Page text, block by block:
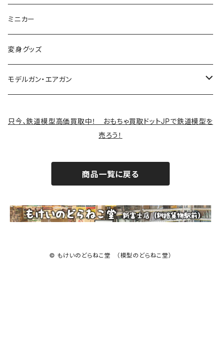
制御機器
ミニカー
変身グッズ
モデルガン・エアガン
只今、鉄道模型高価買取中！ おもちゃ買取ドットJPで鉄道模型を
売ろう！
商品一覧に戻る
© もけいのどらねこ堂 （模型のどらねこ堂）